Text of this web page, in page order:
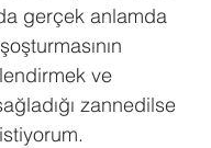
gerçek anlamda
ve
zannedilse